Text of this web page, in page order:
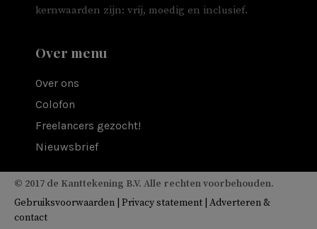
kernwaarden zijn: vrij, moedig en inclusief.
Over menu
Over ons
Colofon
Freelancers gezocht!
Nieuwsbrief
© 2017 de Kanttekening B.V. Alle rechten voorbehouden.
Gebruiksvoorwaarden Privacy statement Adverteren &
contact